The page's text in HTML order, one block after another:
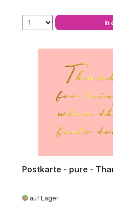
In
Postkarte - pure -
auf Lager